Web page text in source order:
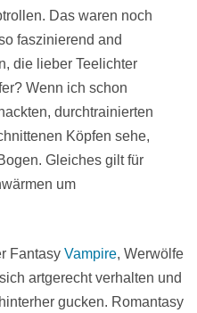
Das waren noch
faszinierend and
die lieber Teelichter
Wenn ich schon
durchtrainierten
Köpfen sehe,
Gleiches gilt für
um
Fantasy Vampire, Werwölfe
artgerecht verhalten und
gucken. Romantasy